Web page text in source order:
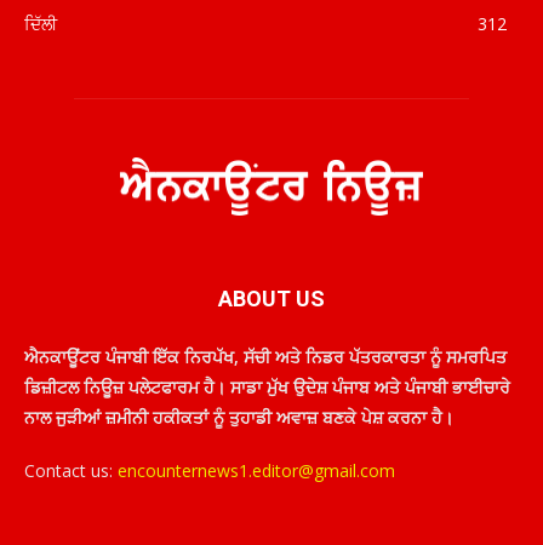
ਦਿੱਲੀ
312
ABOUT US
ਐਨਕਾਊਂਟਰ ਪੰਜਾਬੀ ਇੱਕ ਨਿਰਪੱਖ, ਸੱਚੀ ਅਤੇ ਨਿਡਰ ਪੱਤਰਕਾਰਤਾ ਨੂੰ ਸਮਰਪਿਤ
ਡਿਜ਼ੀਟਲ ਨਿਊਜ਼ ਪਲੇਟਫਾਰਮ ਹੈ। ਸਾਡਾ ਮੁੱਖ ਉਦੇਸ਼ ਪੰਜਾਬ ਅਤੇ ਪੰਜਾਬੀ ਭਾਈਚਾਰੇ
ਨਾਲ ਜੁੜੀਆਂ ਜ਼ਮੀਨੀ ਹਕੀਕਤਾਂ ਨੂੰ ਤੁਹਾਡੀ ਅਵਾਜ਼ ਬਣਕੇ ਪੇਸ਼ ਕਰਨਾ ਹੈ।
Contact us: encounternews1.editor@gmail.com